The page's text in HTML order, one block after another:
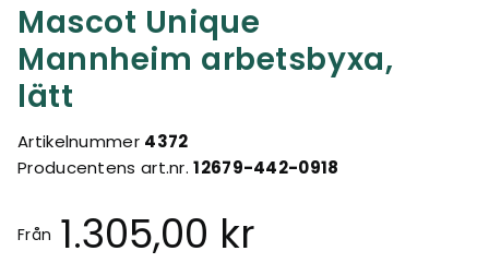
Mascot Unique
Mannheim arbetsbyxa,
lätt
Artikelnummer 4372
Producentens art.nr.12679-442-0918
Från 1.305,00 kr